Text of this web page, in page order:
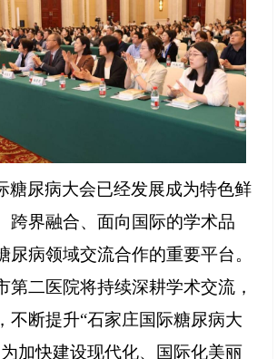
糖尿病大会已经发展成为特色鲜
跨界融合、面向国际的学术品
尿病领域交流合作的重要平台。
第二医院将持续深耕学术交流，
不断提升“石家庄国际糖尿病大
加快建设现代化、国际化美丽